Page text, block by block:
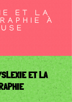
ET LA
À
ET LA